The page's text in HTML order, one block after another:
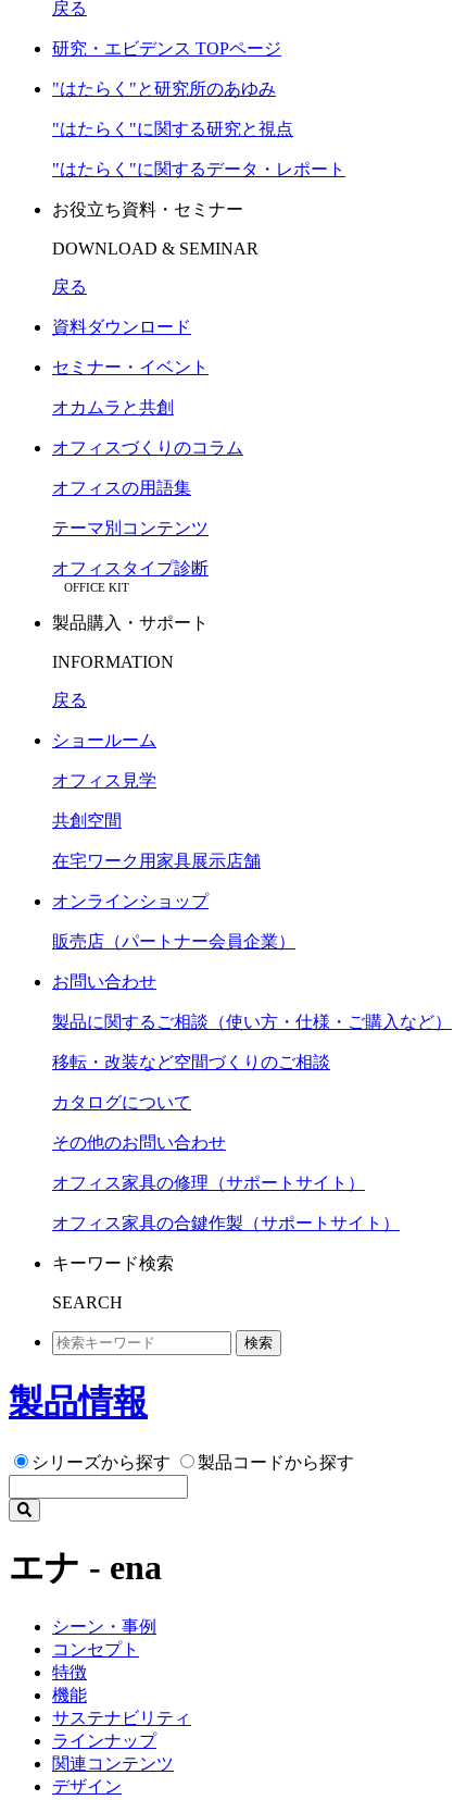
戻る
研究・エビデンス TOPページ
"はたらく"と研究所のあゆみ
"はたらく"に関する研究と視点
"はたらく"に関するデータ・レポート
お役立ち資料・セミナー
DOWNLOAD & SEMINAR
戻る
資料ダウンロード
セミナー・イベント
オカムラと共創
オフィスづくりのコラム
オフィスの用語集
テーマ別コンテンツ
オフィスタイプ診断
OFFICE KIT
製品購入・サポート
INFORMATION
戻る
ショールーム
オフィス見学
共創空間
在宅ワーク用家具展示店舗
オンラインショップ
販売店（パートナー会員企業）
お問い合わせ
製品に関するご相談（使い方・仕様・ご購入など）
移転・改装など空間づくりのご相談
カタログについて
その他のお問い合わせ
オフィス家具の修理（サポートサイト）
オフィス家具の合鍵作製（サポートサイト）
キーワード検索
SEARCH
検索
製品情報
シリーズから探す 製品コードから探す
エナ - ena
シーン・事例
コンセプト
特徴
機能
サステナビリティ
ラインナップ
関連コンテンツ
デザイン